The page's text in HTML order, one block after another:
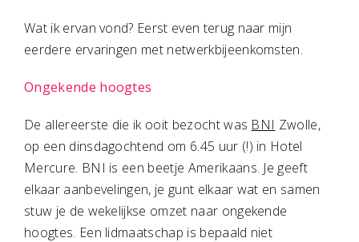
Wat ik ervan vond? Eerst even terug naar mijn
eerdere ervaringen met netwerkbijeenkomsten.
Ongekende hoogtes
De allereerste die ik ooit bezocht was BNI Zwolle,
op een dinsdagochtend om 6.45 uur (!) in Hotel
Mercure. BNI is een beetje Amerikaans. Je geeft
elkaar aanbevelingen, je gunt elkaar wat en samen
stuw je de wekelijkse omzet naar ongekende
hoogtes. Een lidmaatschap is bepaald niet